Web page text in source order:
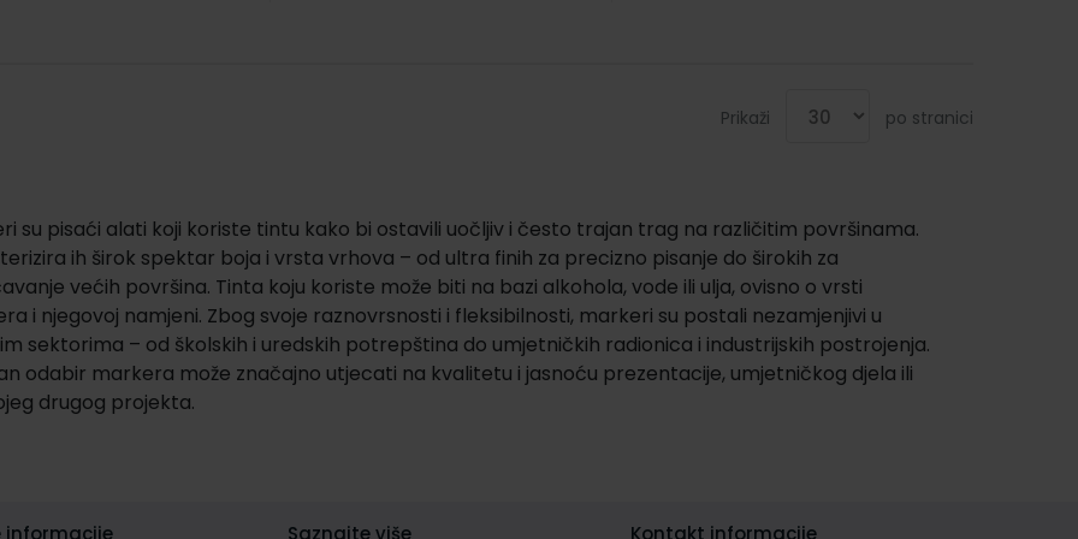
Prikaži po stranici
su pisaći alati koji koriste tintu kako bi ostavili uočljiv i često trajan trag na različitim površinama.
ih širok spektar boja i vrsta vrhova – od ultra finih za precizno pisanje do širokih za
većih površina. Tinta koju koriste može biti na bazi alkohola, vode ili ulja, ovisno o vrsti
i njegovoj namjeni. Zbog svoje raznovrsnosti i fleksibilnosti, markeri su postali nezamjenjivi u
sektorima – od školskih i uredskih potrepština do umjetničkih radionica i industrijskih postrojenja.
odabir markera može značajno utjecati na kvalitetu i jasnoću prezentacije, umjetničkog djela ili
drugog projekta.
informacije Saznajte više Kontakt informacije